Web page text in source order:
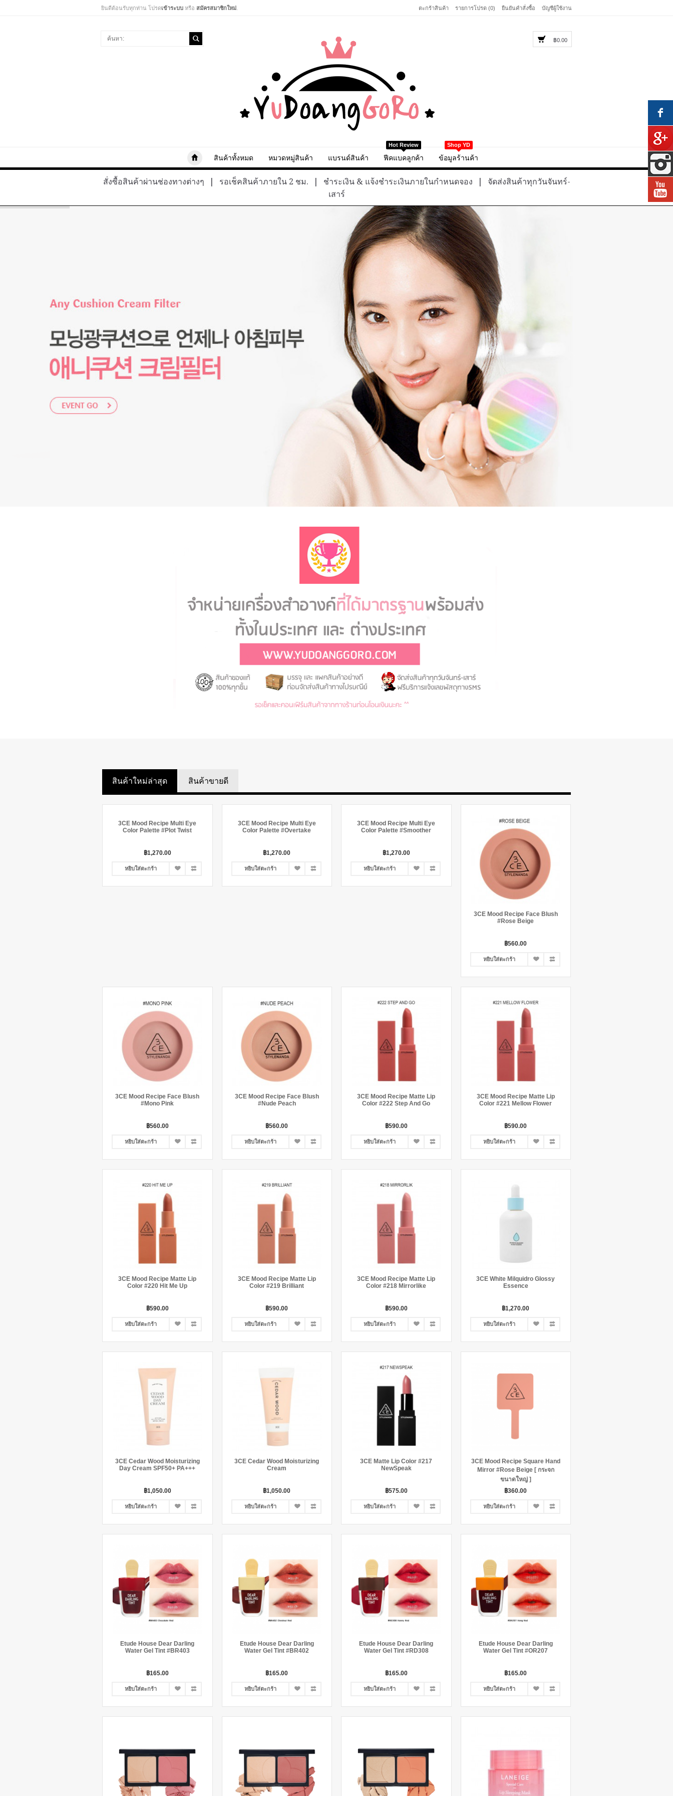
ยินดีต้อนรับทุกท่าน โปรดเข้าระบบ หรือ สมัครสมาชิกใหม่ ตะกร้าสินค้า รายการโปรด (0) ยืนยันคำสั่งซื้อ บัญชีผู้ใช้งาน
฿0.00
สินค้าทั้งหมด หมวดหมู่สินค้า แบรนด์สินค้า
Hot Review
ฟีคแบคลูกค้า
Shop YD
ข้อมูลร้านค้า
สั่งซื้อสินค้าผ่านช่องทางต่างๆ รอเช็คสินค้าภายใน 2 ชม. ชำระเงิน & แจ้งชำระเงินภายในกำหนดจอง
จัดส่งสินค้าทุกวันจันทร์-
เสาร์
สินค้าใหม่ล่าสุด สินค้าขายดี
3CE Mood Recipe Multi Eye
Color Palette #Plot Twist
฿1,270.00
หยิบใส่ตะกร้า
3CE Mood Recipe Multi Eye
Color Palette #Overtake
฿1,270.00
หยิบใส่ตะกร้า
3CE Mood Recipe Multi Eye
Color Palette #Smoother
฿1,270.00
หยิบใส่ตะกร้า
3CE Mood Recipe Face Blush
#Rose Beige
฿560.00
หยิบใส่ตะกร้า
3CE Mood Recipe Face Blush
#Mono Pink
฿560.00
หยิบใส่ตะกร้า
3CE Mood Recipe Face Blush
#Nude Peach
฿560.00
หยิบใส่ตะกร้า
3CE Mood Recipe Matte Lip
Color #222 Step And Go
฿590.00
หยิบใส่ตะกร้า
3CE Mood Recipe Matte Lip
Color #221 Mellow Flower
฿590.00
หยิบใส่ตะกร้า
3CE Mood Recipe Matte Lip
Color #220 Hit Me Up
฿590.00
หยิบใส่ตะกร้า
3CE Mood Recipe Matte Lip
Color #219 Brilliant
฿590.00
หยิบใส่ตะกร้า
3CE Mood Recipe Matte Lip
Color #218 Mirrorlike
฿590.00
หยิบใส่ตะกร้า
3CE White Milquidro Glossy
Essence
฿1,270.00
หยิบใส่ตะกร้า
3CE Cedar Wood Moisturizing
Day Cream SPF50+ PA+++
฿1,050.00
หยิบใส่ตะกร้า
3CE Cedar Wood Moisturizing
Cream
฿1,050.00
หยิบใส่ตะกร้า
3CE Matte Lip Color #217
NewSpeak
฿575.00
หยิบใส่ตะกร้า
3CE Mood Recipe Square Hand
Mirror #Rose Beige [ กระจก
ขนาดใหญ่ ]
฿360.00
หยิบใส่ตะกร้า
Etude House Dear Darling
Water Gel Tint #BR403
฿165.00
หยิบใส่ตะกร้า
Etude House Dear Darling
Water Gel Tint #BR402
฿165.00
หยิบใส่ตะกร้า
Etude House Dear Darling
Water Gel Tint #RD308
฿165.00
หยิบใส่ตะกร้า
Etude House Dear Darling
Water Gel Tint #OR207
฿165.00
หยิบใส่ตะกร้า